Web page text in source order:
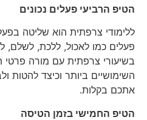
הטיפ הרביעי פעלים נכונים
ללימודי צרפתית הוא שליטה
פעלים כמו לאכול, ללכת, לשלם,
בשיעורי צרפתית עם מורה פרטי
השימושיים ביותר וכיצד להטות
אתכם בקלות.
הטיפ החמישי בזמן הטיסה